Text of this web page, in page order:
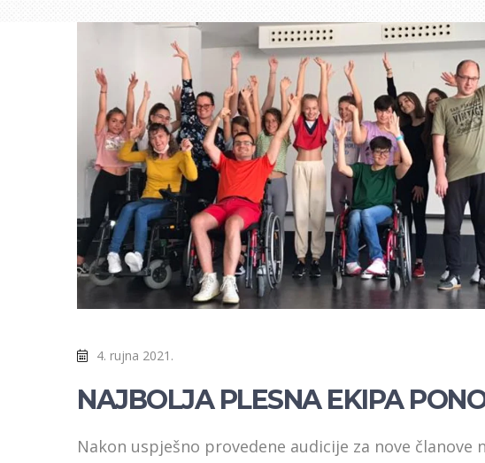
4. rujna 2021.
NAJBOLJA PLESNA EKIPA
Nakon uspješno provedene audicije za nove članove